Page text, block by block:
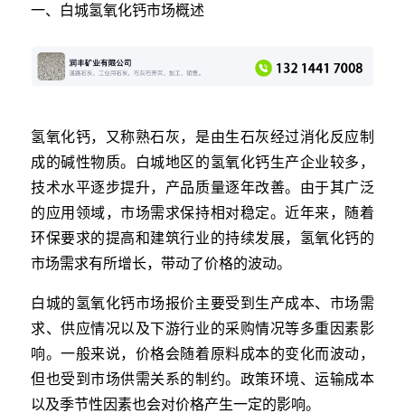
一、白城氢氧化钙市场概述
氢氧化钙，又称熟石灰，是由生石灰经过消化反应制
成的碱性物质。白城地区的氢氧化钙生产企业较多，
技术水平逐步提升，产品质量逐年改善。由于其广泛
的应用领域，市场需求保持相对稳定。近年来，随着
环保要求的提高和建筑行业的持续发展，氢氧化钙的
市场需求有所增长，带动了价格的波动。
白城的氢氧化钙市场报价主要受到生产成本、市场需
求、供应情况以及下游行业的采购情况等多重因素影
响。一般来说，价格会随着原料成本的变化而波动，
但也受到市场供需关系的制约。政策环境、运输成本
以及季节性因素也会对价格产生一定的影响。